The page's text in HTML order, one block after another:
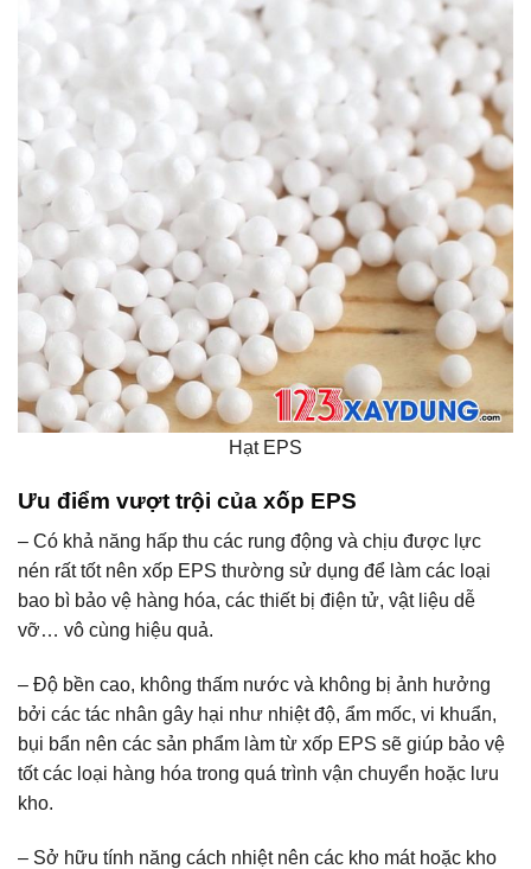
Hạt EPS
Ưu điểm vượt trội của xốp EPS
– Có khả năng hấp thu các rung động và chịu được lực
nén rất tốt nên xốp EPS thường sử dụng để làm các loại
bao bì bảo vệ hàng hóa, các thiết bị điện tử, vật liệu dễ
vỡ… vô cùng hiệu quả.
– Độ bền cao, không thấm nước và không bị ảnh hưởng
bởi các tác nhân gây hại như nhiệt độ, ẩm mốc, vi khuẩn,
bụi bẩn nên các sản phẩm làm từ xốp EPS sẽ giúp bảo vệ
tốt các loại hàng hóa trong quá trình vận chuyển hoặc lưu
kho.
– Sở hữu tính năng cách nhiệt nên các kho mát hoặc kho